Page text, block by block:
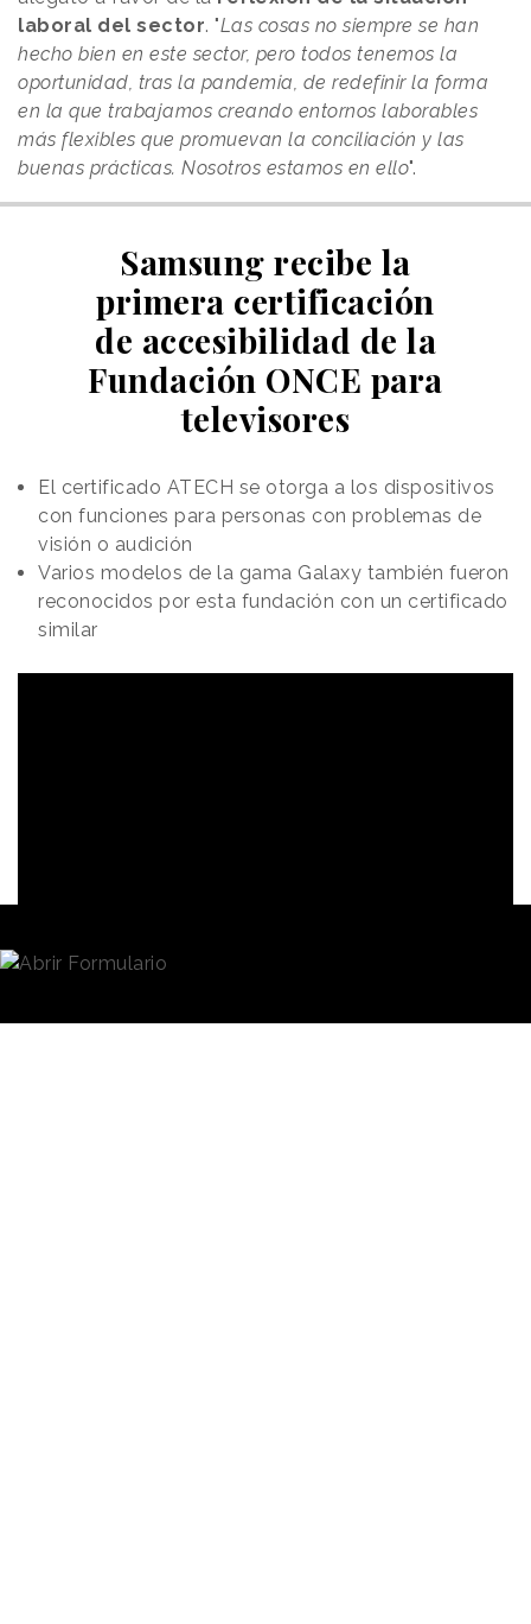
laboral del sector. "Las cosas no siempre se han
hecho bien en este sector, pero todos tenemos la
oportunidad, tras la pandemia, de redefinir la forma
en la que trabajamos creando entornos laborables
más flexibles que promuevan la conciliación y las
buenas prácticas. Nosotros estamos en ello".
Samsung recibe la
primera certificación
de accesibilidad de la
Fundación ONCE para
televisores
El certificado ATECH se otorga a los dispositivos
con funciones para personas con problemas de
visión o audición
Varios modelos de la gama Galaxy también fueron
reconocidos por esta fundación con un certificado
similar